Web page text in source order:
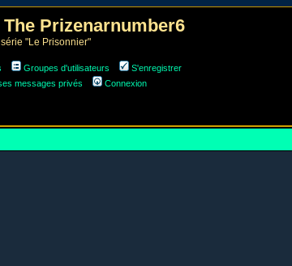
Prizenarnumber6
"Le Prisonnier"
Groupes d'utilisateurs
S'enregistrer
messages privés Connexion